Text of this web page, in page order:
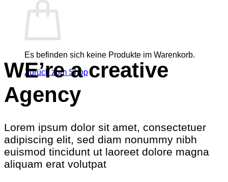
Es befinden sich keine Produkte im Warenkorb.
Zurück zum Shop
WE’re a creative
Agency
Lorem ipsum dolor sit amet, consectetuer
adipiscing elit, sed diam nonummy nibh
euismod tincidunt ut laoreet dolore magna
aliquam erat volutpat